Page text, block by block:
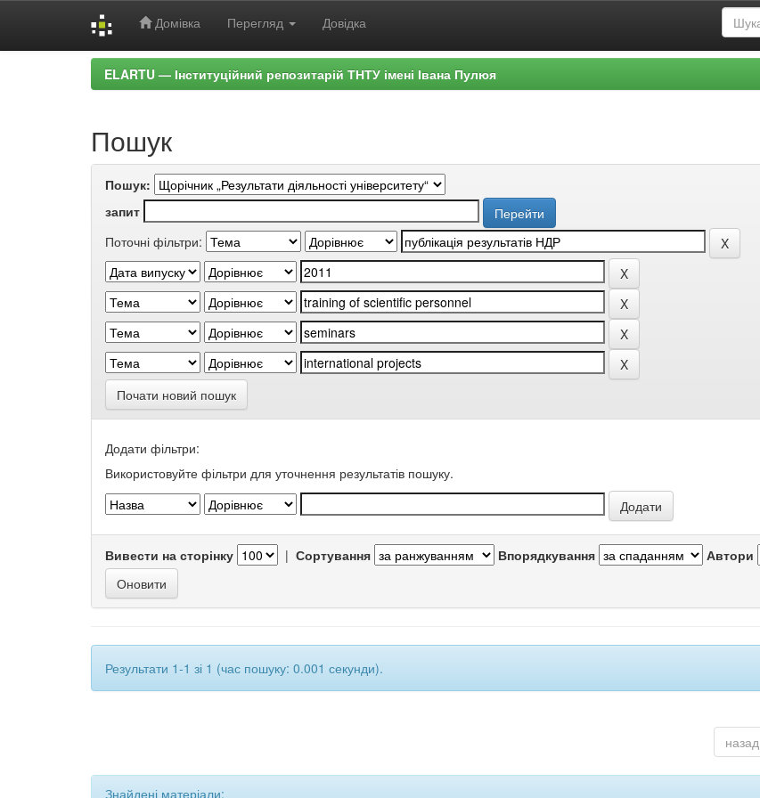
Домівка Перегляд Довідка
ELARTU — Інституційний репозитарій ТНТУ імені Івана Пулюя
Пошук
Пошук:
запит
Поточні фільтри:
Почати новий пошук
Додати фільтри:
Використовуйте фільтри для уточнення результатів пошуку.
Вивести на сторінку | Сортування Впорядкування Автори
Результати 1-1 зі 1 (час пошуку: 0.001 секунди).
назад
Знайдені матеріали: